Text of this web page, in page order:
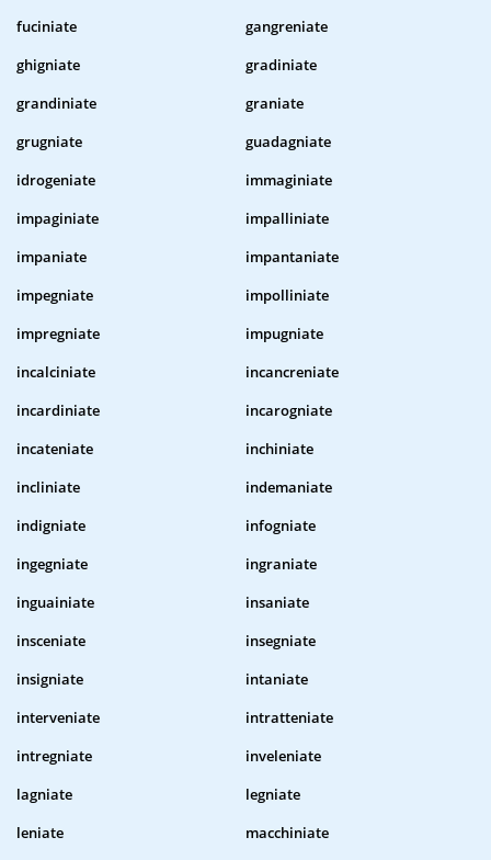
fuciniate
gangreniate
ghigniate
gradiniate
grandiniate
graniate
grugniate
guadagniate
idrogeniate
immaginiate
impaginiate
impalliniate
impaniate
impantaniate
impegniate
impolliniate
impregniate
impugniate
incalciniate
incancreniate
incardiniate
incarogniate
incateniate
inchiniate
incliniate
indemaniate
indigniate
infogniate
ingegniate
ingraniate
inguainiate
insaniate
insceniate
insegniate
insigniate
intaniate
interveniate
intratteniate
intregniate
inveleniate
lagniate
legniate
leniate
macchiniate